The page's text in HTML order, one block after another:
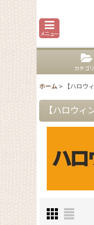
メニュー
カテゴ
ホーム > 【ハロ
【ハロウ